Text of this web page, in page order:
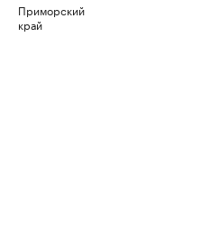
Приморский
край